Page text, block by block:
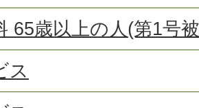
65歳以上の人(第1号
ス